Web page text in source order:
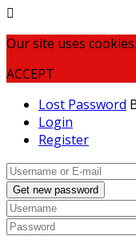
Our site uses
ACCEPT
Lost Password
Login
Register
Get new password